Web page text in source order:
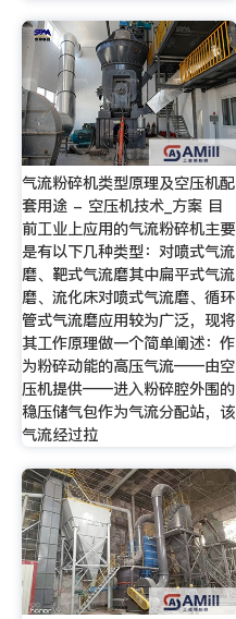
气流粉碎机类型原理及空压机配
套用途 - 空压机技术_方案 目
前工业上应用的气流粉碎机主要
是有以下几种类型：对喷式气流
磨、靶式气流磨其中扁平式气流
磨、流化床对喷式气流磨、循环
管式气流磨应用较为广泛，现将
其工作原理做一个简单阐述：作
为粉碎动能的高压气流——由空
压机提供——进入粉碎腔外围的
稳压储气包作为气流分配站，该
气流经过拉